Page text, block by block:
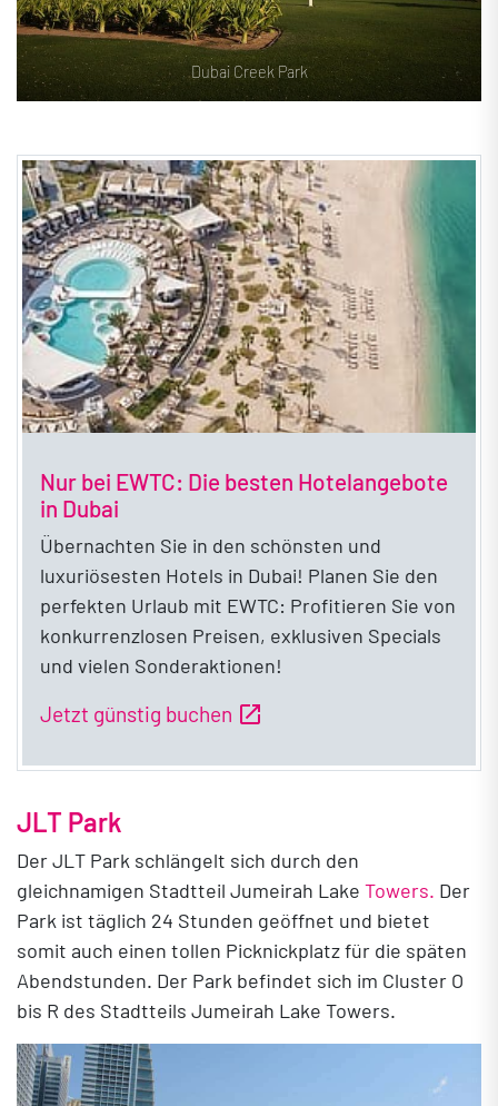
Dubai Creek Park
Nur bei EWTC: Die besten Hotelangebote
in Dubai
Übernachten Sie in den schönsten und
luxuriösesten Hotels in Dubai! Planen Sie den
perfekten Urlaub mit EWTC: Profitieren Sie von
konkurrenzlosen Preisen, exklusiven Specials
und vielen Sonderaktionen!
Jetzt günstig buchen open_in_new
JLT Park
Der JLT Park schlängelt sich durch den
gleichnamigen Stadtteil Jumeirah Lake Towers. Der
Park ist täglich 24 Stunden geöffnet und bietet
somit auch einen tollen Picknickplatz für die späten
Abendstunden. Der Park befindet sich im Cluster O
bis R des Stadtteils Jumeirah Lake Towers.